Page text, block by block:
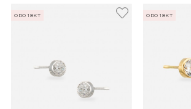
ORO 18KT ORO 18KT